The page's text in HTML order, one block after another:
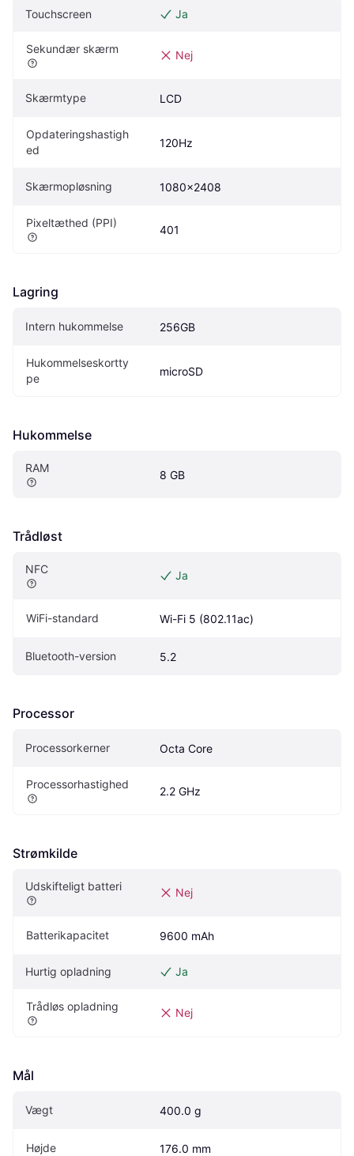
Touchscreen Ja
Sekundær skærm Nej
Skærmtype LCD
Opdateringshastigh
ed
120Hz
Skærmopløsning 1080x2408
Pixeltæthed (PPI)
401
Lagring
Intern hukommelse 256GB
Hukommelseskortty
pe
microSD
Hukommelse
RAM
8 GB
Trådløst
NFC Ja
WiFi-standard Wi-Fi 5 (802.11ac)
Bluetooth-version 5.2
Processor
Processorkerner Octa Core
Processorhastighed
2.2 GHz
Strømkilde
Udskifteligt batteri Nej
Batterikapacitet 9600 mAh
Hurtig opladning Ja
Trådløs opladning Nej
Mål
Vægt 400.0 g
Højde 176.0 mm